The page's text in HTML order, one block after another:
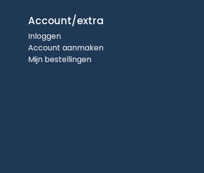
Account/extra
Inloggen
Account aanmaken
Mijn bestellingen